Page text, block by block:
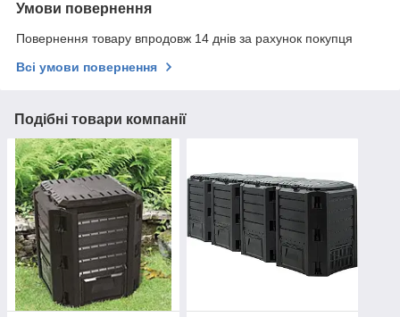
Умови повернення
Повернення товару впродовж 14 днів за рахунок покупця
Всі умови повернення
Подібні товари компанії